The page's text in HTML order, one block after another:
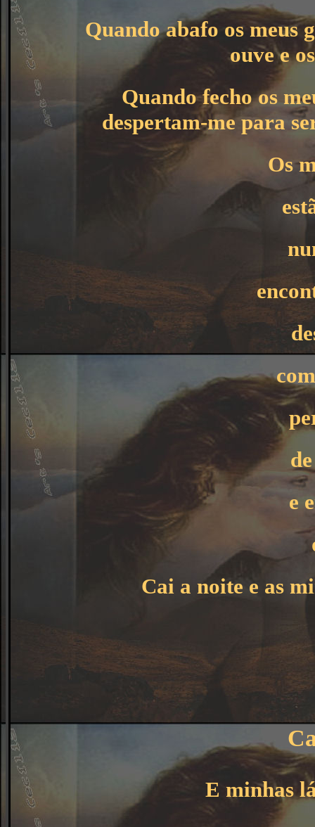
Quando abafo os meus
ouve e
Quando fecho os
despertam-me para
Os
e
Cai a noite e as
E minhas